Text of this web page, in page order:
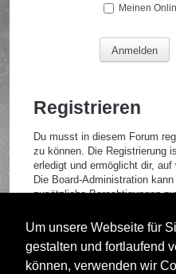
Um unsere Webseite für
gestalten und fortlaufend
können, verwenden wir
Meinen
Registrieren
Du musst in diesem Forum
zu können. Die Registrierung
erledigt und ermöglicht dir, auf
Die Board-Administration
zusätzliche Berechtigungen
Nutzungsbedingungen und
du dich registrierst. Bitte
Forenregeln, wenn du dich in
Nutzungsbedingungen|